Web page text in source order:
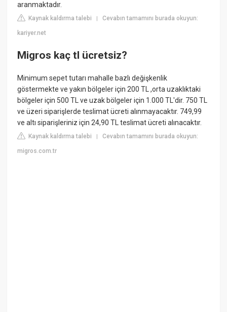
aranmaktadır.
Kaynak kaldırma talebi |Cevabın tamamını burada okuyun:
kariyer.net
Migros kaç tl ücretsiz?
Minimum sepet tutarı mahalle bazlı değişkenlik
göstermekte ve yakın bölgeler için 200 TL ,orta uzaklıktaki
bölgeler için 500 TL ve uzak bölgeler için 1.000 TL'dir. 750 TL
ve üzeri siparişlerde teslimat ücreti alınmayacaktır. 749,99
ve altı siparişleriniz için 24,90 TL teslimat ücreti alınacaktır.
Kaynak kaldırma talebi |Cevabın tamamını burada okuyun:
migros.com.tr